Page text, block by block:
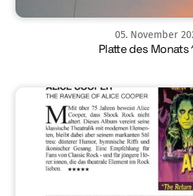
05. November
Platte des Monats